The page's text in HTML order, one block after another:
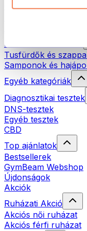
Öko háztartás
Natúrkozmetikumok
Tusfürdők és
Samponok és
Egyéb kategóriák
Diagnosztikai tesztek
DNS-tesztek
Egyéb tesztek
CBD
Top ajánlatok
Bestsellerek
GymBeam Webshop
Újdonságok
Akciók
Ruházati Akció
Akciós női ruházat
Akciós férfi ruházat